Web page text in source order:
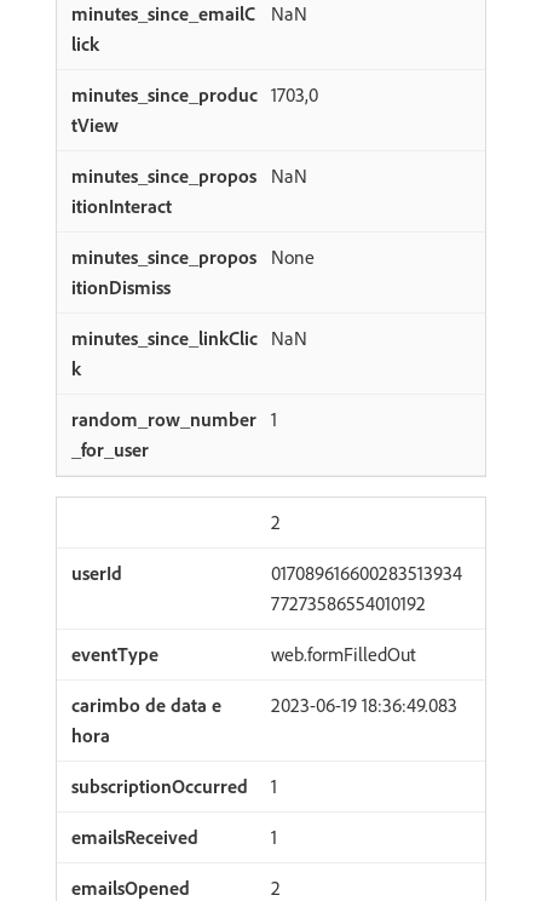
NaN
1703,0
NaN
None
NaN
1
2
017089616600283513934
77273586554010192
web.formFilledOut
2023-06-19 18:36:49.083
1
1
2